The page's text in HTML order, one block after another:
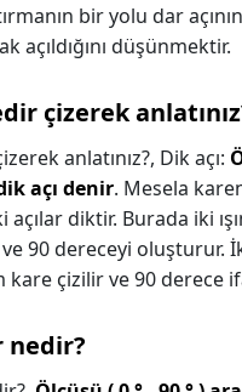
bir yolu dar
açıldığını düşünmektir.
çizerek
anlatınız?, Dik açı:
açı denir. Mesela
açılar diktir. Burada iki
90 dereceyi oluşturur.
kare çizilir ve 90 derece
nedir?